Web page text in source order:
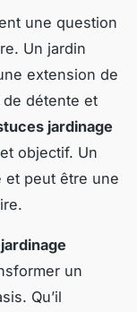
une question
Un jardin
extension de
détente et
jardinage
objectif. Un
et peut être une
un
Qu’il